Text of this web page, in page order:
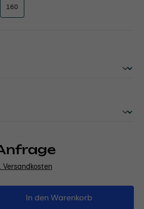
Versandkosten
160
Gib den gewünschten
In den Warenkorb